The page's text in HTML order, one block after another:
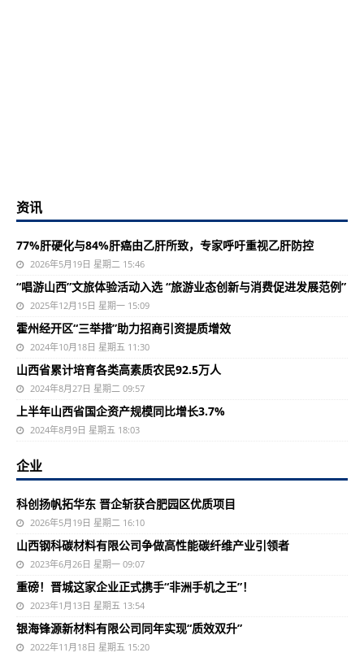
资讯
77%肝硬化与84%肝癌由乙肝所致，专家呼吁重视乙肝防控
2026年5月19日 星期二 15:46
“唱游山西”文旅体验活动入选 “旅游业态创新与消费促进发展范例”
2025年12月15日 星期一 15:09
霍州经开区“三举措”助力招商引资提质增效
2024年10月18日 星期五 11:30
山西省累计培育各类高素质农民92.5万人
2024年8月27日 星期二 09:57
上半年山西省国企资产规模同比增长3.7%
2024年8月9日 星期五 18:03
企业
科创扬帆拓华东 晋企斩获合肥园区优质项目
2026年5月19日 星期二 16:10
山西钢科碳材料有限公司争做高性能碳纤维产业引领者
2023年6月26日 星期一 09:07
重磅！晋城这家企业正式携手“非洲手机之王”！
2023年1月13日 星期五 13:54
银海锋源新材料有限公司同年实现“质效双升”
2022年11月18日 星期五 15:20